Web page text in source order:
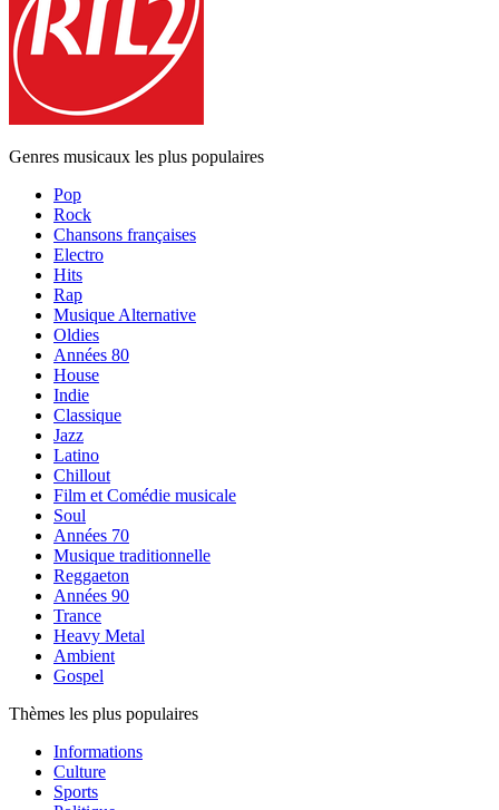
Genres musicaux les plus populaires
Pop
Rock
Chansons françaises
Electro
Hits
Rap
Musique Alternative
Oldies
Années 80
House
Indie
Classique
Jazz
Latino
Chillout
Film et Comédie musicale
Soul
Années 70
Musique traditionnelle
Reggaeton
Années 90
Trance
Heavy Metal
Ambient
Gospel
Thèmes les plus populaires
Informations
Culture
Sports